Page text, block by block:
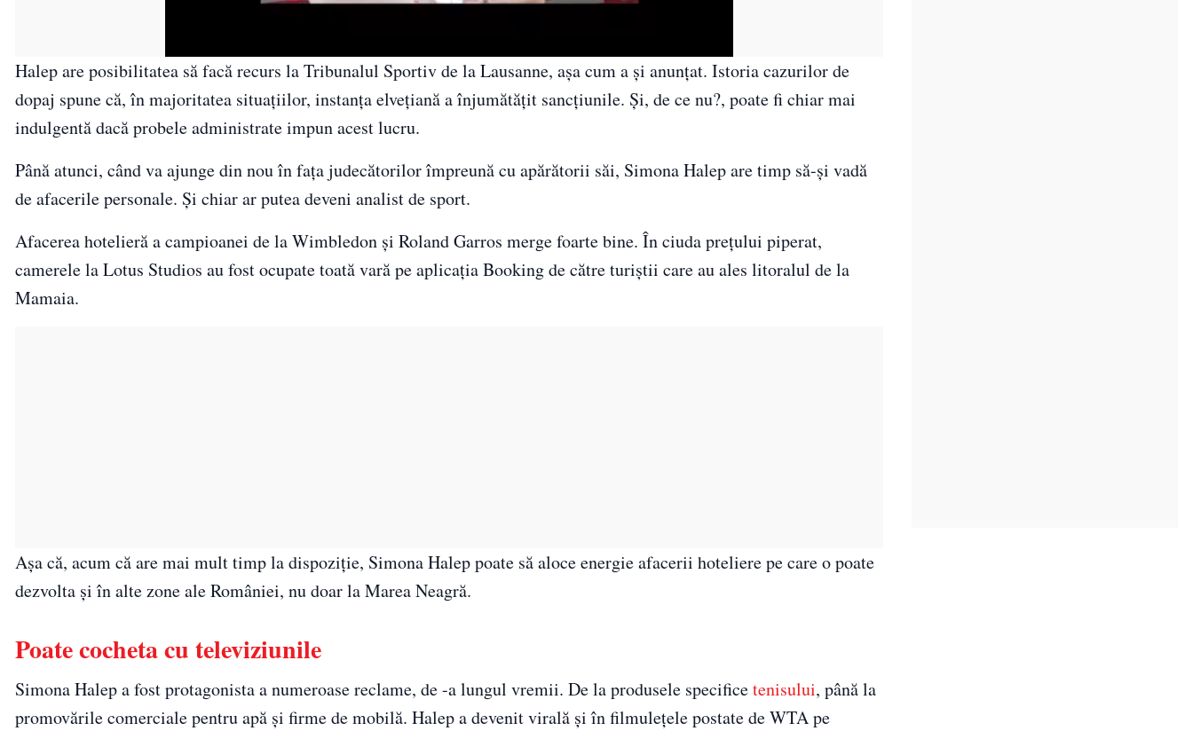
Halep are posibilitatea să facă recurs la Tribunalul Sportiv de la Lausanne, așa cum a și anunțat. Istoria cazurilor de
dopaj spune că, în majoritatea situațiilor, instanța elvețiană a înjumătățit sancțiunile. Și, de ce nu?, poate fi chiar mai
indulgentă dacă probele administrate impun acest lucru.
Până atunci, când va ajunge din nou în fața judecătorilor împreună cu apărătorii săi, Simona Halep are timp să-și vadă
de afacerile personale. Și chiar ar putea deveni analist de sport.
Afacerea hotelieră a campioanei de la Wimbledon și Roland Garros merge foarte bine. În ciuda prețului piperat,
camerele la Lotus Studios au fost ocupate toată vară pe aplicația Booking de către turiștii care au ales litoralul de la
Mamaia.
Așa că, acum că are mai mult timp la dispoziție, Simona Halep poate să aloce energie afacerii hoteliere pe care o poate
dezvolta și în alte zone ale României, nu doar la Marea Neagră.
Poate cocheta cu televiziunile
Simona Halep a fost protagonista a numeroase reclame, de -a lungul vremii. De la produsele specificetenisului, până la
promovările comerciale pentru apă și firme de mobilă. Halep a devenit virală și în filmulețele postate de WTA pe